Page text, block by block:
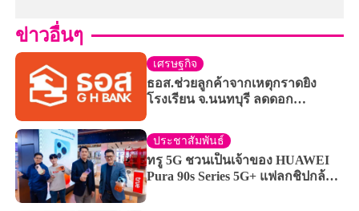
ข่าวอื่นๆ
เศรษฐกิจ
ธอส.ช่วยลูกค้าจากเหตุกราดยิง
โรงเรียน จ.นนทบุรี ลดดอก
เหลือ 0.01%
ประชาสัมพันธ์
ทรู 5G ชวนเป็นเจ้าของ HUAWEI
Pura 90s Series 5G+ แฟลกชิปกล้อง
ระดับผู้นำ ได้ง่ายกว่า คุ้มกว่า!